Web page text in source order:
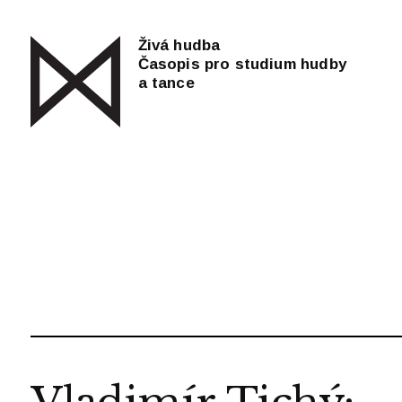
Živá hudba
Časopis pro studium hudby
a tance